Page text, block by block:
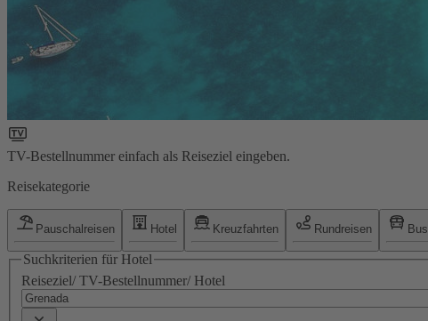
TV-Bestellnummer einfach als Reiseziel eingeben.
Reisekategorie
Pauschalreisen Hotel Kreuzfahrten Rundreisen
Suchkriterien für Hotel
Reiseziel/ TV-Bestellnummer/ Hotel